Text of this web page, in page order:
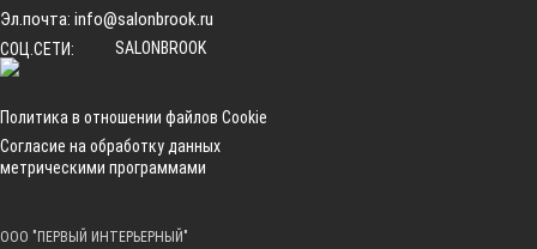
Эл.почта: info@salonbrook.ru
СОЦ.СЕТИ: SALONBROOK
Политика в отношении файлов Cookie
Согласие на обработку данных
метрическими программами
ООО "ПЕРВЫЙ ИНТЕРЬЕРНЫЙ"